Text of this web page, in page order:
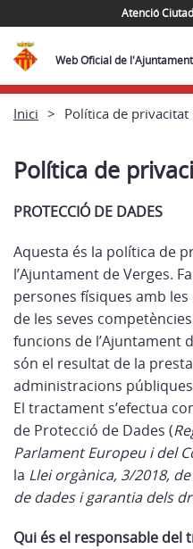
Atenció
Web Oficial de
Inici Política de privacitat
Política de
PROTECCIÓ DE DADES
Aquesta és la política de
l’Ajuntament de Verges.
persones físiques amb les
de les seves
funcions de l’Ajuntament
són el resultat de la
administracions
El tractament s’efectua
de Protecció de Dades (
Parlament Europeu i del
la Llei orgànica, 3/2018,
de dades i garantia dels
Qui és el responsable del